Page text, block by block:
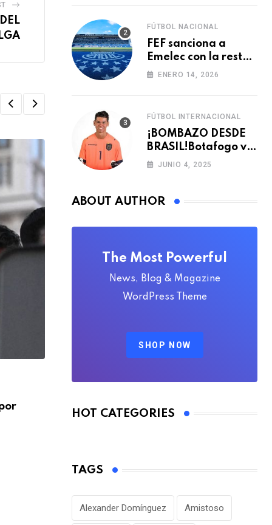
FÚTBOL INTERNACIONAL
Alejandro Domínguez defiende la
Infantino en medio
FÚTBOL NACIONAL
FEF sanciona a
Emelec con la resta
de tres puntos para
ENERO 14, 2026
FÚTBOL INTERNACIONAL
¡BOMBAZO DESDE
BRASIL!Botafogo va
con TODO por el
JUNIO 4, 2025
ABOUT AUTHOR
The Most Powerful
News, Blog & Magazine
WordPress Theme
SHOP NOW
HOT CATEGORIES
TAGS
Alexander Domínguez Amistoso